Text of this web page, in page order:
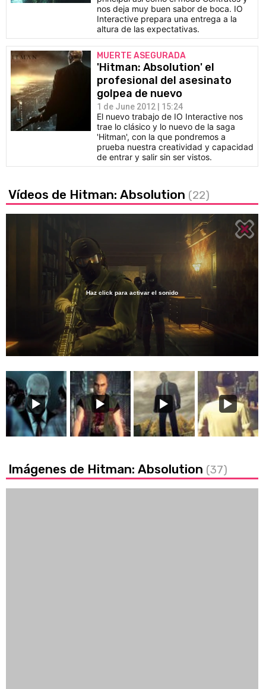
nos deja muy buen sabor de boca. IO
Interactive prepara una entrega a la
altura de las expectativas.
MUERTE ASEGURADA
'Hitman: Absolution' el
profesional del asesinato
golpea de nuevo
1 de June 2012 | 15:24
El nuevo trabajo de IO Interactive nos
trae lo clásico y lo nuevo de la saga
'Hitman', con la que pondremos a
prueba nuestra creatividad y capacidad
de entrar y salir sin ser vistos.
Vídeos de Hitman: Absolution (22)
Unmute
Loaded
50.42%
Haz click para activar el sonido
Imágenes de Hitman: Absolution (37)